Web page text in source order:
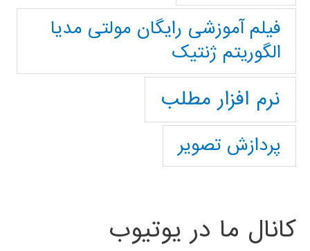
فیلم آموزشی رایگان مولتی مدیا
الگوریتم ژنتیک
نرم افزار مطلب
پردازش تصویر
کانال ما در یوتیوب